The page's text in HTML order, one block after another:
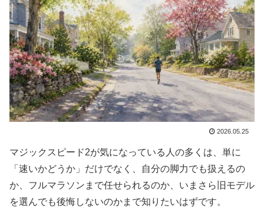
2026.05.25
マジックスピード2が気になっている人の多くは、単に
「速いかどうか」だけでなく、自分の脚力でも扱えるの
か、フルマラソンまで任せられるのか、いまさら旧モデル
を選んでも後悔しないのかまで知りたいはずです。